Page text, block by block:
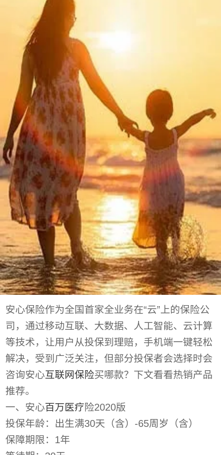
安心保险作为全国首家全业务在“云”上的保险公
司，通过移动互联、大数据、人工智能、云计算
等技术，让用户从投保到理赔，手机端一键轻松
解决，受到广泛关注，但部分投保者会选择时会
咨询安心互联网保险买哪款？下文看看热销产品
推荐。
一、安心百万医疗险2020版
投保年龄：出生满30天（含）-65周岁（含）
保障期限：1年